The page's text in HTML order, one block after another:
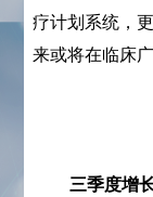
疗计划系统，
来或将在临床广
三季度增